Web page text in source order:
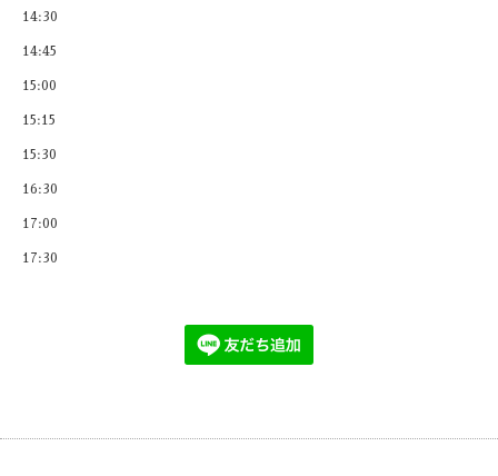
14:30
14:45
15:00
15:15
15:30
16:30
17:00
17:30